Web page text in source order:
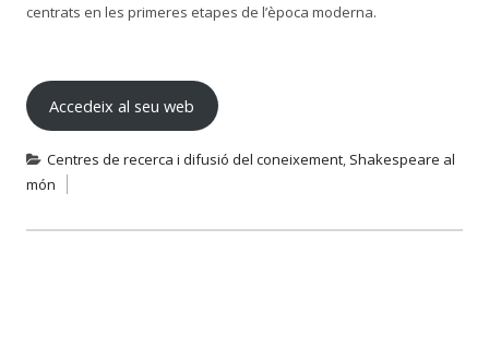
centrats en les primeres etapes de l’època moderna.
Accedeix al seu web
Centres de recerca i difusió del coneixement, Shakespeare al
món